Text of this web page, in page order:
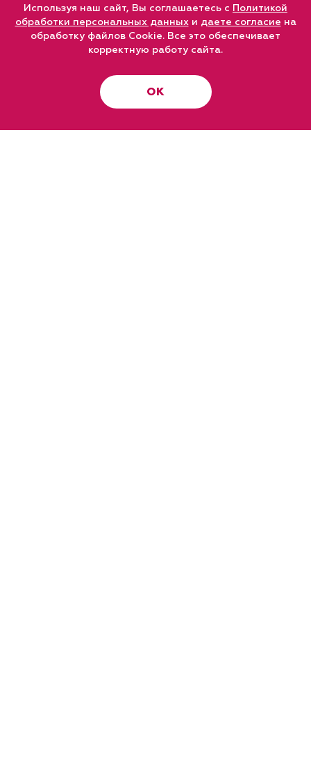
Используя наш сайт, Вы соглашаетесь с Политикой
обработки персональных данныхи даете согласие на
обработку файлов Cookie. Все это обеспечивает
корректную работу сайта.
ОК